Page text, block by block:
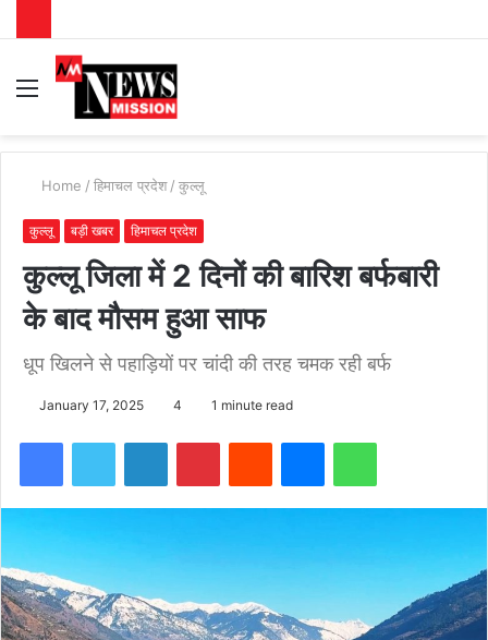
Menu
Home / हिमाचल प्रदेश / कुल्लू
कुल्लू बड़ी खबर हिमाचल प्रदेश
कुल्लू जिला में 2 दिनों की बारिश बर्फबारी
के बाद मौसम हुआ साफ
धूप खिलने से पहाड़ियों पर चांदी की तरह चमक रही बर्फ
January 17, 2025 4 1 minute read